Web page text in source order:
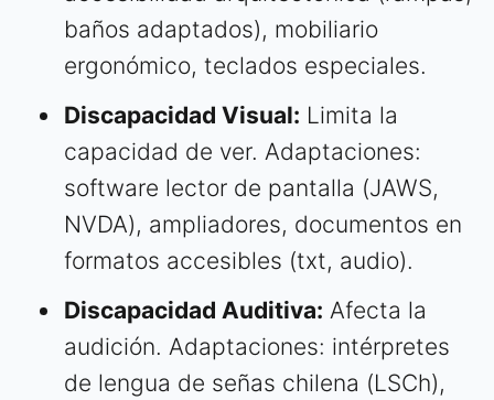
baños adaptados), mobiliario
ergonómico, teclados especiales.
Discapacidad Visual: Limita la
capacidad de ver. Adaptaciones:
software lector de pantalla (JAWS,
NVDA), ampliadores, documentos en
formatos accesibles (txt, audio).
Discapacidad Auditiva: Afecta la
audición. Adaptaciones: intérpretes
de lengua de señas chilena (LSCh),